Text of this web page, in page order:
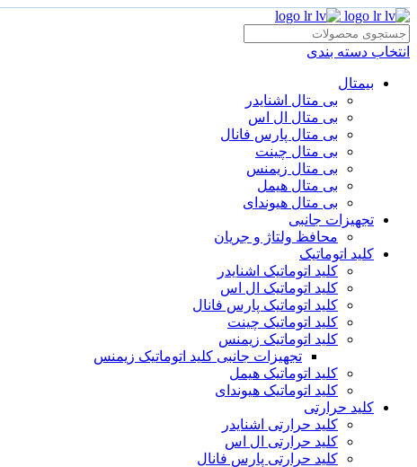
انتخاب دسته بندی
بیمتال
بی متال اشنایدر
بی متال ال اس
بی متال پارس فانال
بی متال چینت
بی متال زیمنس
بی متال هیمل
بی متال هیوندای
تجهیزات جانبی
محافظ ولتاژ و‌ جریان
کلید اتوماتیک
کلید اتوماتیک اشنایدر
کلید اتوماتیک ال اس
کلید اتوماتیک پارس فانال
کلید اتوماتیک چینت
کلید اتوماتیک زیمنس
تجهیزات جانبی کلید اتوماتیک زیمنس
کلید اتوماتیک هیمل
کلید اتوماتیک هیوندای
کلید حرارتی
کلید حرارتی اشنایدر
کلید حرارتی ال اس
کلید حرارتی پارس فانال